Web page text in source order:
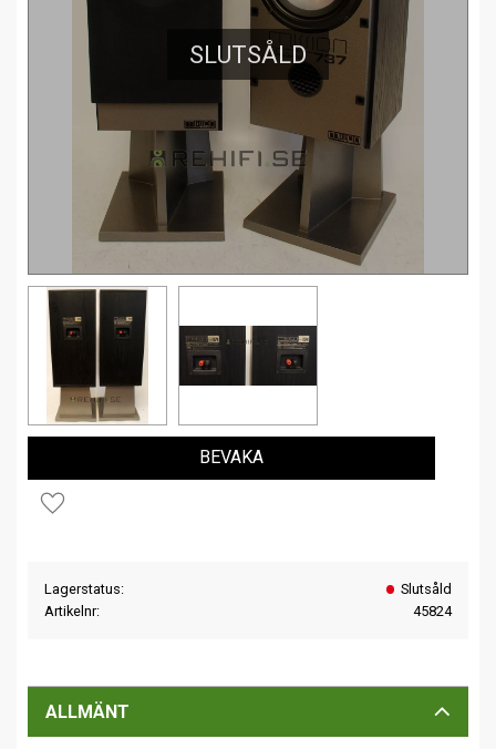
SLUTSÅLD
Lägg till i favoriter
BEVAKA
Lagerstatus
Slutsåld
Artikelnr
45824
ALLMÄNT